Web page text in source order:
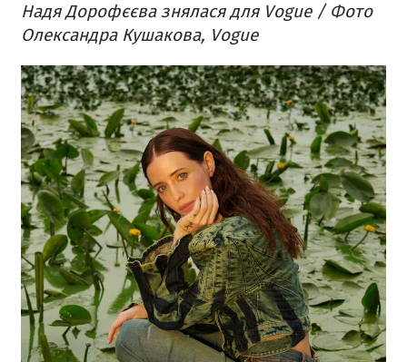
Надя Дорофєєва знялася для Vogue / Фото
Олександра Кушакова, Vogue